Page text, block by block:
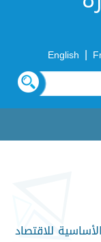
|
English
للاقتصاد